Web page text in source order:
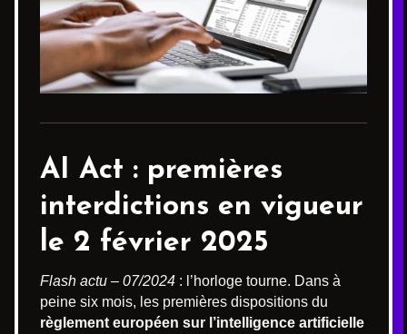
AI Act : premières
interdictions en vigueur
le 2 février 2025
Flash actu – 07/2024 : l’horloge tourne. Dans à
peine six mois, les premières dispositions du
règlement européen sur l’intelligence artificielle